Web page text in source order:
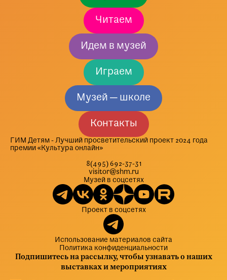
Читаем
Идем в музей
Играем
Музей — школе
Контакты
ГИМ Детям - Лучший просветительский проект 2024 года
премии «Культура онлайн»
8(495) 692-37-31
visitor@shm.ru
Музей в соцсетях
Проект в соцсетях
Использование материалов сайта
Политика конфиденциальности
Подпишитесь на рассылку, чтобы узнавать о наших
выставках и мероприятиях